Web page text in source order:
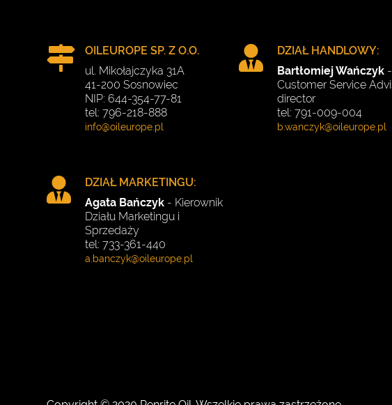
OILEUROPE SP. Z O.O.
ul. Mikołajczyka 31A
41-200 Sosnowiec
NIP: 644-354-77-81
tel: 796-218-888
DZIAŁ HANDLOWY:
Bartłomiej Wańczyk
Customer Service
director
tel: 791-009-004
DZIAŁ MARKETINGU:
Agata Bańczyk - Kierownik
Działu Marketingu i
Sprzedaży
tel: 733-361-440